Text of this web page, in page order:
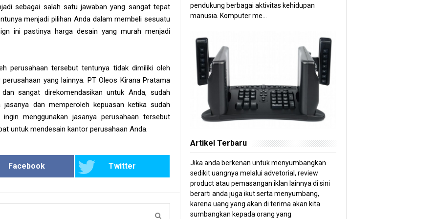
sebagai salah satu jawaban yang sangat tepat
menjadi pilihan Anda dalam membeli sesuatu
ini pastinya harga desain yang murah menjadi
perusahaan tersebut tentunya tidak dimiliki oleh
yang lainnya. PT Oleos Kirana Pratama
sangat direkomendasikan untuk Anda, sudah
jasanya dan memperoleh kepuasan ketika sudah
menggunakan jasanya perusahaan tersebut
untuk mendesain kantor perusahaan Anda.
Facebook Twitter
pendukung berbagai aktivitas kehidupan
manusia. Komputer me...
Artikel Terbaru
Jika anda berkenan untuk menyumbangkan
sedikit uangnya melalui advetorial, review
product atau pemasangan iklan lainnya di sini
berarti anda juga ikut serta menyumbang,
karena uang yang akan di terima akan kita
sumbangkan kepada orang yang